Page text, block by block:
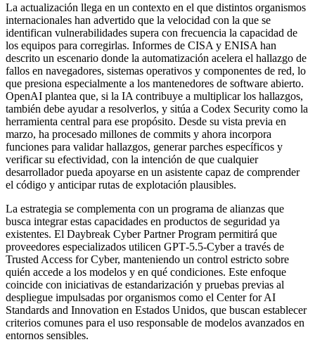
La actualización llega en un contexto en el que distintos organismos
internacionales han advertido que la velocidad con la que se
identifican vulnerabilidades supera con frecuencia la capacidad de
los equipos para corregirlas. Informes de CISA y ENISA han
descrito un escenario donde la automatización acelera el hallazgo de
fallos en navegadores, sistemas operativos y componentes de red, lo
que presiona especialmente a los mantenedores de software abierto.
OpenAI plantea que, si la IA contribuye a multiplicar los hallazgos,
también debe ayudar a resolverlos, y sitúa a Codex Security como la
herramienta central para ese propósito. Desde su vista previa en
marzo, ha procesado millones de commits y ahora incorpora
funciones para validar hallazgos, generar parches específicos y
verificar su efectividad, con la intención de que cualquier
desarrollador pueda apoyarse en un asistente capaz de comprender
el código y anticipar rutas de explotación plausibles.
La estrategia se complementa con un programa de alianzas que
busca integrar estas capacidades en productos de seguridad ya
existentes. El Daybreak Cyber Partner Program permitirá que
proveedores especializados utilicen GPT‑5.5‑Cyber a través de
Trusted Access for Cyber, manteniendo un control estricto sobre
quién accede a los modelos y en qué condiciones. Este enfoque
coincide con iniciativas de estandarización y pruebas previas al
despliegue impulsadas por organismos como el Center for AI
Standards and Innovation en Estados Unidos, que buscan establecer
criterios comunes para el uso responsable de modelos avanzados en
entornos sensibles.